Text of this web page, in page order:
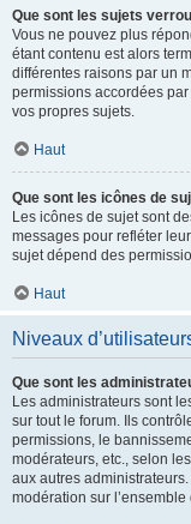
Que sont les sujets
Vous ne pouvez plus
étant contenu est alors
différentes raisons par un
permissions accordées
vos propres sujets.
Haut
Que sont les icônes de
Les icônes de sujet sont
messages pour refléter
sujet dépend des
Haut
Niveaux
Que sont les
Les administrateurs sont
sur tout le forum. Ils
permissions, le
modérateurs, etc., selon
aux autres
modération sur